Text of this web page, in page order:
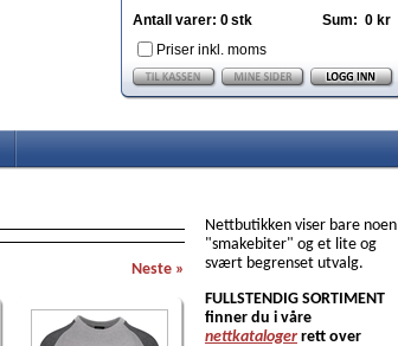
Antall varer: 0stk Sum: 0 kr
Priser inkl. moms
Neste »
Nettbutikken viser bare noen
"smakebiter" og et lite og
svært begrenset utvalg.
FULLSTENDIG SORTIMENT
finner du i våre
nettkataloger rett over